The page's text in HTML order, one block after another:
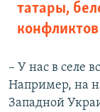
татары,
конфликтов
– У нас в селе
Например, на
Западной